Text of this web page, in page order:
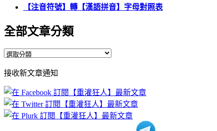
【注音符號】轉【漢語拼音】字母對照表
全部文章分類
全
文
章
分
類
接收新文章通知